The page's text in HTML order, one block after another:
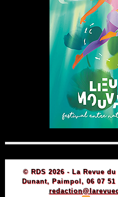
© RDS 2026 - La Revue
Dunant, Paimpol, 06 07 51